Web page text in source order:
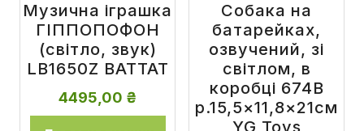
Музична іграшка
ГІППОПОФОН
(світло, звук)
LB1650Z BATTAT
4495,00 ₴
Собака на
батарейках,
озвучений, зі
світлом, в
коробці 674B
р.15,5×11,8×21см
YG Toys